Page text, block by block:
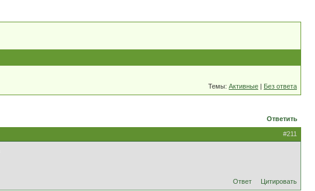
Темы: Активные | Без ответа
Ответить
#211
Ответ Цитировать